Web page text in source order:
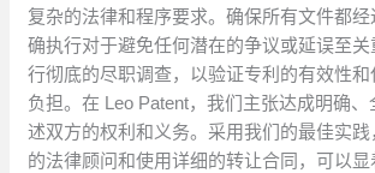
复杂的法律和程序要求。确保所有文件都
确执行对于避免任何潜在的争议或延误至
行彻底的尽职调查，以验证专利的有效性
负担。在 Leo Patent，我们主张达成明确
述双方的权利和义务。采用我们的最佳实
的法律顾问和使用详细的转让合同，可以